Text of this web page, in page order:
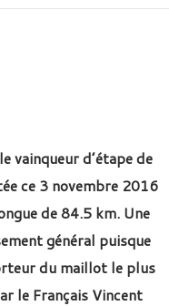
vainqueur d’étape de
ce 3 novembre 2016
de 84.5 km. Une
général puisque
du maillot le plus
le Français Vincent